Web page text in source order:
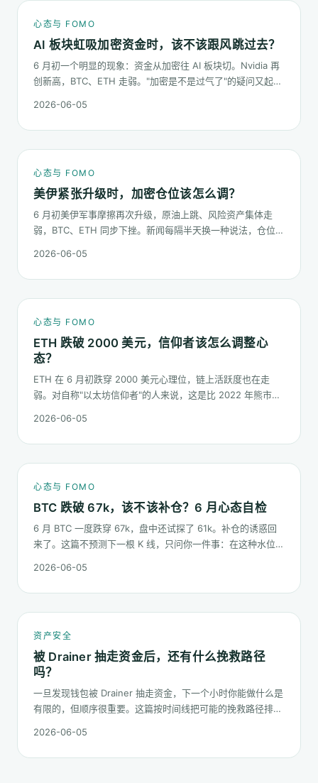
心态与 FOMO
AI 板块虹吸加密资金时，该不该跟风跳过去？
6 月初一个明显的现象：资金从加密往 AI 板块切。Nvidia 再
创新高，BTC、ETH 走弱。"加密是不是过气了"的疑问又起来
你的心态该怎么稳。
2026-06-05
心态与 FOMO
美伊紧张升级时，加密仓位该怎么调？
6 月初美伊军事摩擦再次升级，原油上跳、风险资产集体走
弱，BTC、ETH 同步下挫。新闻每隔半天换一种说法，仓位却
按哪几条规矩走。
2026-06-05
心态与 FOMO
ETH 跌破 2000 美元，信仰者该怎么调整心
态？
ETH 在 6 月初跌穿 2000 美元心理位，链上活跃度也在走
弱。对自称"以太坊信仰者"的人来说，这是比 2022 年熊市更
慢慢磨低的价格。
2026-06-05
心态与 FOMO
BTC 跌破 67k，该不该补仓？6 月心态自检
6 月 BTC 一度跌穿 67k，盘中还试探了 61k。补仓的诱惑回
来了。这篇不预测下一根 K 线，只问你一件事：在这种水位面
2026-06-05
资产安全
被 Drainer 抽走资金后，还有什么挽救路径
吗？
一旦发现钱包被 Drainer 抽走资金，下一个小时你能做什么是
有限的，但顺序很重要。这篇按时间线把可能的挽救路径排一
实，以及更长期的善后。
2026-06-05